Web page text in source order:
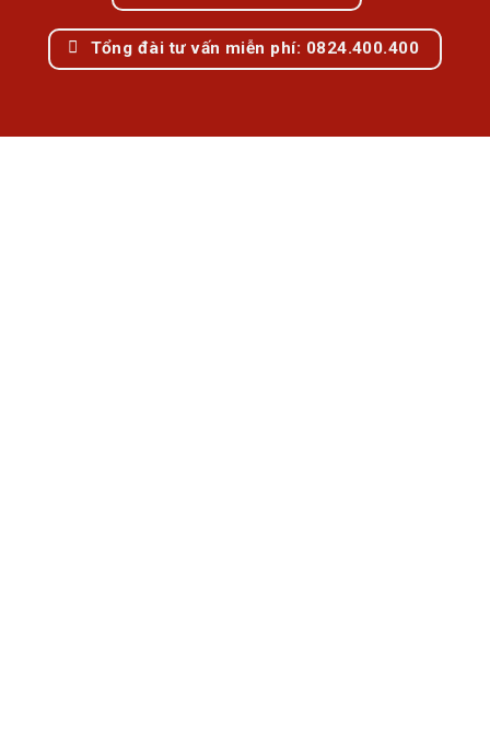
Tổng đài tư vấn miễn phí: 0824.400.400